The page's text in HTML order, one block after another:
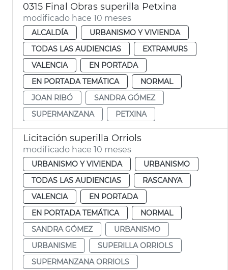
0315 Final Obras superilla Petxina
modificado hace 10 meses
ALCALDÍA
URBANISMO Y VIVIENDA
TODAS LAS AUDIENCIAS
EXTRAMURS
VALENCIA
EN PORTADA
EN PORTADA TEMÁTICA
NORMAL
JOAN RIBÓ
SANDRA GÓMEZ
SUPERMANZANA
PETXINA
Licitación superilla Orriols
modificado hace 10 meses
URBANISMO Y VIVIENDA
URBANISMO
TODAS LAS AUDIENCIAS
RASCANYA
VALENCIA
EN PORTADA
EN PORTADA TEMÁTICA
NORMAL
SANDRA GÓMEZ
URBANISMO
URBANISME
SUPERILLA ORRIOLS
SUPERMANZANA ORRIOLS